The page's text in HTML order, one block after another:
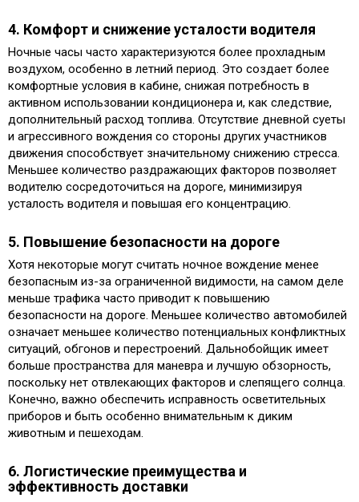
4. Комфорт и снижение усталости водителя
Ночные часы часто характеризуются более прохладным
воздухом, особенно в летний период. Это создает более
комфортные условия в кабине, снижая потребность в
активном использовании кондиционера и, как следствие,
дополнительный расход топлива. Отсутствие дневной суеты
и агрессивного вождения со стороны других участников
движения способствует значительному снижению стресса.
Меньшее количество раздражающих факторов позволяет
водителю сосредоточиться на дороге, минимизируя
усталость водителя и повышая его концентрацию.
5. Повышение безопасности на дороге
Хотя некоторые могут считать ночное вождение менее
безопасным из-за ограниченной видимости, на самом деле
меньше трафика часто приводит к повышению
безопасности на дороге. Меньшее количество автомобилей
означает меньшее количество потенциальных конфликтных
ситуаций, обгонов и перестроений. Дальнобойщик имеет
больше пространства для маневра и лучшую обзорность,
поскольку нет отвлекающих факторов и слепящего солнца.
Конечно, важно обеспечить исправность осветительных
приборов и быть особенно внимательным к диким
животным и пешеходам.
6. Логистические преимущества и
эффективность доставки